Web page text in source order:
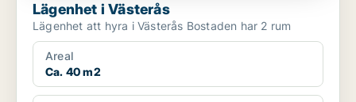
Lägenhet i Västerås
Lägenhet att hyra i Västerås Bostaden har 2 rum
Areal
Ca. 40 m2